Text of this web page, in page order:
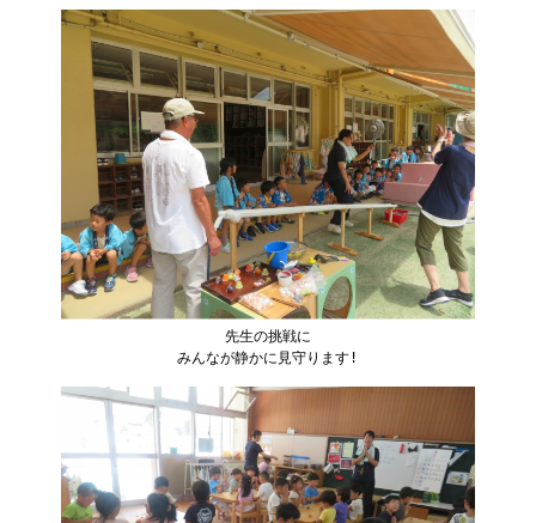
先生の挑戦に
みんなが静かに見守ります!